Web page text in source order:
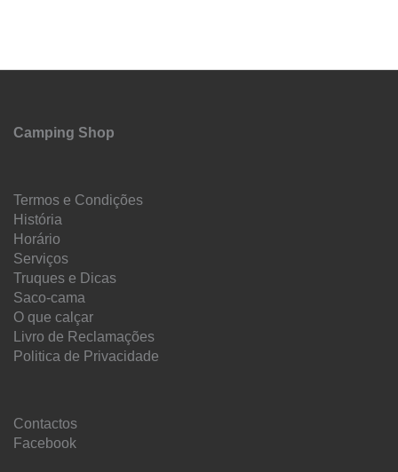
Camping Shop
Termos e Condições
História
Horário
Serviços
Truques e Dicas
Saco-cama
O que calçar
Livro de Reclamações
Politica de Privacidade
Contactos
Facebook